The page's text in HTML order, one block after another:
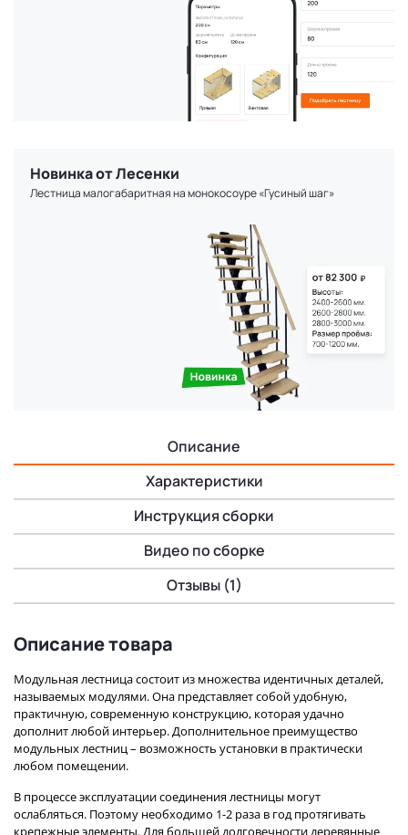
Новинка от Лесенки
Лестница малогабаритная на монокосоуре «Гусиный шаг»
Описание
Характеристики
Инструкция сборки
Видео по сборке
Отзывы (1)
Описание товара
Модульная лестница состоит из множества идентичных деталей,
называемых модулями. Она представляет собой удобную,
практичную, современную конструкцию, которая удачно
дополнит любой интерьер. Дополнительное преимущество
модульных лестниц – возможность установки в практически
любом помещении.
В процессе эксплуатации соединения лестницы могут
ослабляться. Поэтому необходимо 1-2 раза в год протягивать
крепежные элементы. Для большей долговечности деревянные